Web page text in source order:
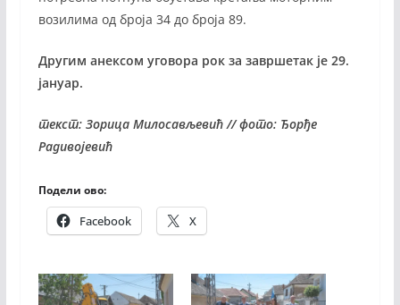
возилима од броја 34 до броја 89.
Другим анексом уговора рок за завршетак је 29.
јануар.
текст: Зорица Милосављевић // фото: Ђорђе
Радивојевић
Подели ово:
Facebook X